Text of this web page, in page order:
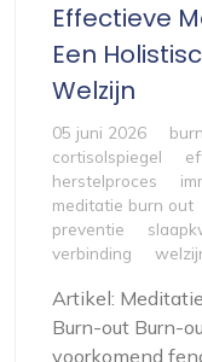
Effectieve
Een
Welzijn
05 juni 2026
cortisolspiegel
herstelproces
meditatie burn out
preventie
verbinding
Artikel:
Burn-out Burn-
voorkomend